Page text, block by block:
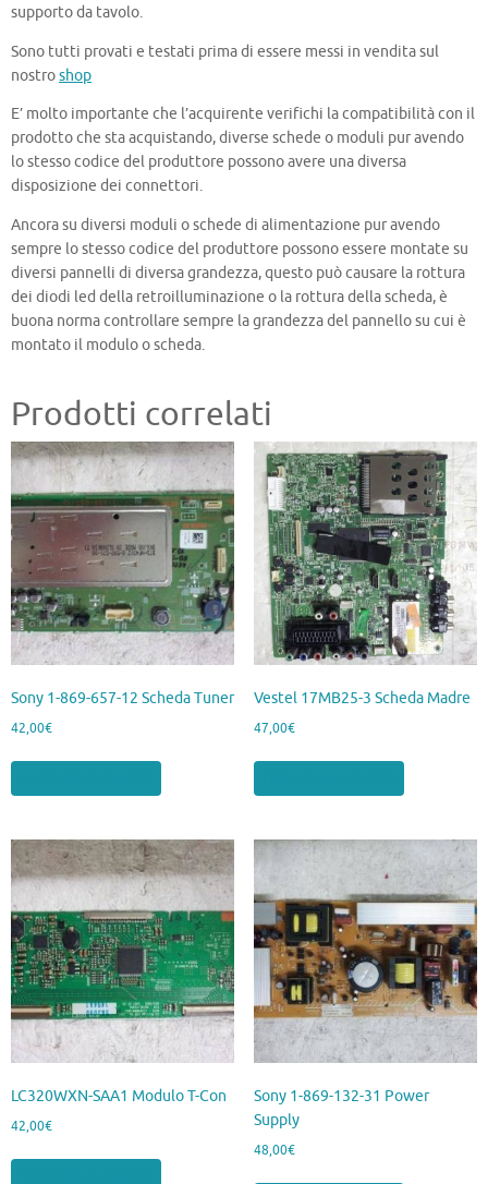
supporto da tavolo.
Sono tutti provati e testati prima di essere messi in vendita sul
nostroshop
E’ molto importante che l’acquirente verifichi la compatibilità con il
prodotto che sta acquistando, diverse schede o moduli pur avendo
lo stesso codice del produttore possono avere una diversa
disposizione dei connettori.
Ancora su diversi moduli o schede di alimentazione pur avendo
sempre lo stesso codice del produttore possono essere montate su
diversi pannelli di diversa grandezza, questo può causare la rottura
dei diodi led della retroilluminazione o la rottura della scheda, è
buona norma controllare sempre la grandezza del pannello su cui è
montato il modulo o scheda.
Prodotti correlati
Sony 1-869-657-12 Scheda Tuner
42,00€
Vestel 17MB25-3 Scheda Madre
47,00€
LC320WXN-SAA1 Modulo T-Con
42,00€
Sony 1-869-132-31 Power
Supply
48,00€